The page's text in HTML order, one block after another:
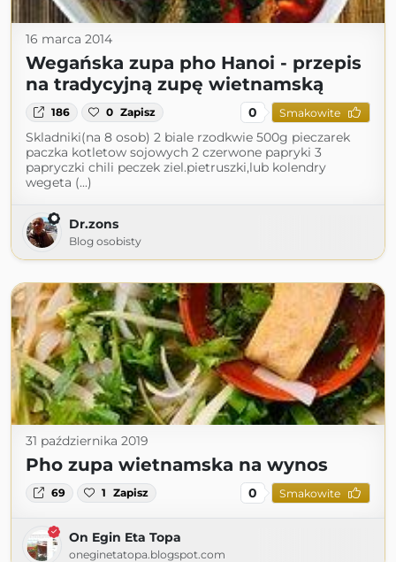
16 marca 2014
Wegańska zupa pho Hanoi - przepis
na tradycyjną zupę wietnamską
186 0 Zapisz 0 Smakowite
Skladniki(na 8 osob) 2 biale rzodkwie 500g pieczarek
paczka kotletow sojowych 2 czerwone papryki 3
papryczki chili peczek ziel.pietruszki,lub kolendry
wegeta (...)
Dr.zons
Blog osobisty
31 października 2019
Pho zupa wietnamska na wynos
69 1 Zapisz 0 Smakowite
On Egin Eta Topa
oneginetatopa.blogspot.com